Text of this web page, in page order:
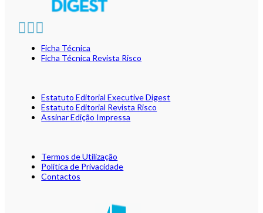
Ficha Técnica
Ficha Técnica Revista Risco
Estatuto Editorial Executive Digest
Estatuto Editorial Revista Risco
Assinar Edição Impressa
Termos de Utilização
Política de Privacidade
Contactos